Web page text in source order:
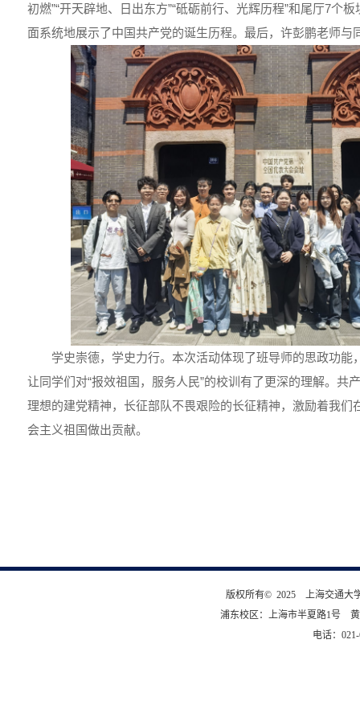
版权所有© 2025 上海交通大
浦东校区：上海市半夏路1号
电话：
初燃”“开天辟地、日出东方”“砥砺前行、光辉历程”和尾厅7个
面系统地展示了中国共产党的诞生历程。最后，许彭鹏老师与
学史崇德，学史力行。本次活动体现了班导师的思政功能
让同学们对“报效祖国，服务人民”的校训有了更深的理解。共
理想的建党精神，长征部队不畏艰险的长征精神，激励着我们
会主义祖国做出贡献。